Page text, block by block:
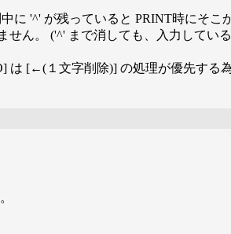
に '^' が残っていると PRINT時にそこ
ん。 ('^' まで消しても、入力してい
は [←(１文字削除)] の処理が優先する